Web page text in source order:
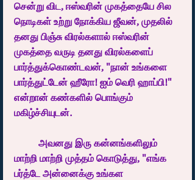
சென்று விட, ஈஸ்வரின் முகத்தையே சில
நொடிகள் உற்று நோக்கிய ஜீவன், முதலில்
தனது பிஞ்சு விரல்களால் ஈஸ்வரின்
முகத்தை வருடி தனது விரல்களைப்
பார்த்துக்கொண்டவன், "நான் உங்களை
பார்த்துட்டேன் ஹீரோ! ஐம் வெரி ஹாப்பி!"
என்றான் கண்களில் பொங்கும்
மகிழ்ச்சியுடன்.
மாற்றி மாற்றி முத்தம் கொடுத்து, "எங்க
பர்த்டே அன்னைக்கு உங்கள